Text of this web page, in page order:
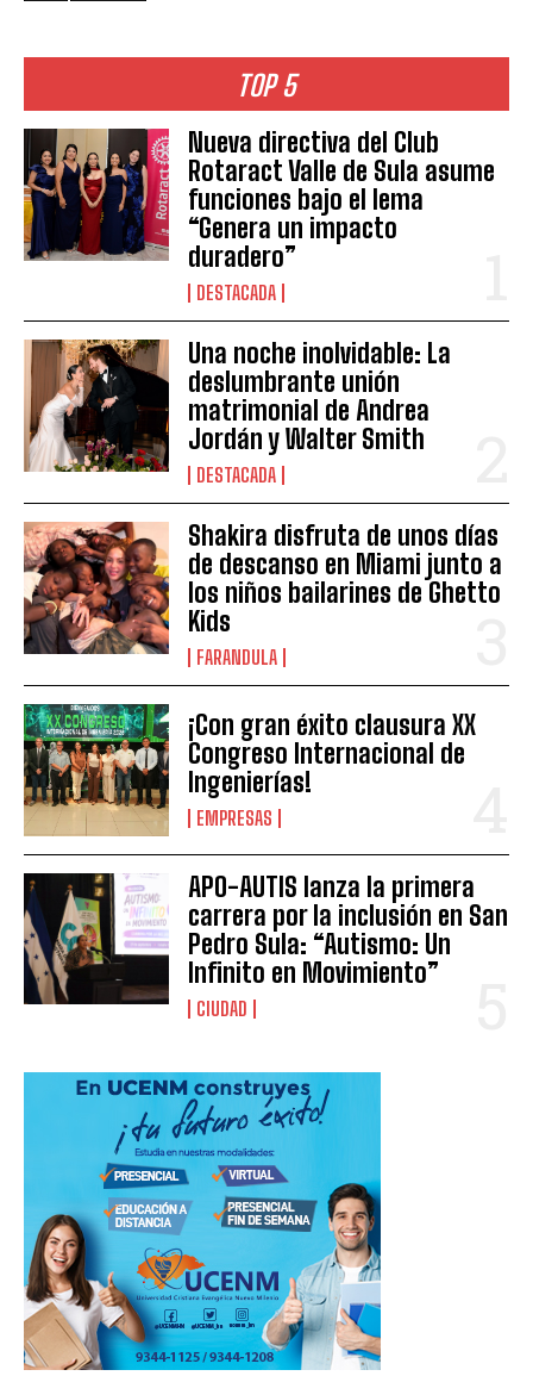
TOP 5
Nueva directiva del Club
Rotaract Valle de Sula asume
funciones bajo el lema
“Genera un impacto
duradero”
DESTACADA
Una noche inolvidable: La
deslumbrante unión
matrimonial de Andrea
Jordán y Walter Smith
DESTACADA
Shakira disfruta de unos días
de descanso en Miami junto a
los niños bailarines de Ghetto
Kids
FARANDULA
¡Con gran éxito clausura XX
Congreso Internacional de
Ingenierías!
EMPRESAS
APO-AUTIS lanza la primera
carrera por la inclusión en San
Pedro Sula: “Autismo: Un
Infinito en Movimiento”
CIUDAD